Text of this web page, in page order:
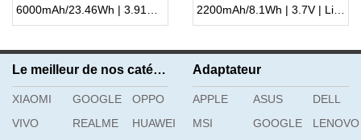
6000mAh/23.46Wh | 3.91V | Li-ion ...
MTP3250
2200mAh/8.1Wh | 3.7V | Li-ion ...
Le meilleur de nos catégories
XIAOMI GOOGLE
OPPO
VIVO
REALME
HUAWEI
Adaptateur
APPLE ASUS
DELL
MSI
GOOGLE
LENOVO